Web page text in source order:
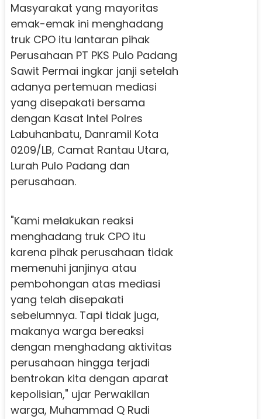
Masyarakat yang mayoritas
emak-emak ini menghadang
truk CPO itu lantaran pihak
Perusahaan PT PKS Pulo Padang
Sawit Permai ingkar janji setelah
adanya pertemuan mediasi
yang disepakati bersama
dengan Kasat Intel Polres
Labuhanbatu, Danramil Kota
0209/LB, Camat Rantau Utara,
Lurah Pulo Padang dan
perusahaan.
"Kami melakukan reaksi
menghadang truk CPO itu
karena pihak perusahaan tidak
memenuhi janjinya atau
pembohongan atas mediasi
yang telah disepakati
sebelumnya. Tapi tidak juga,
makanya warga bereaksi
dengan menghadang aktivitas
perusahaan hingga terjadi
bentrokan kita dengan aparat
kepolisian," ujar Perwakilan
warga, Muhammad Q Rudi